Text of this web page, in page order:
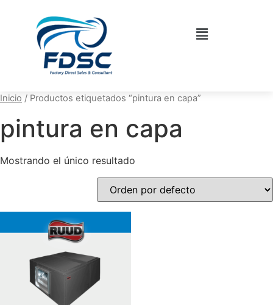
Inicio / Productos etiquetados “pintura en capa”
pintura en capa
Mostrando el único resultado